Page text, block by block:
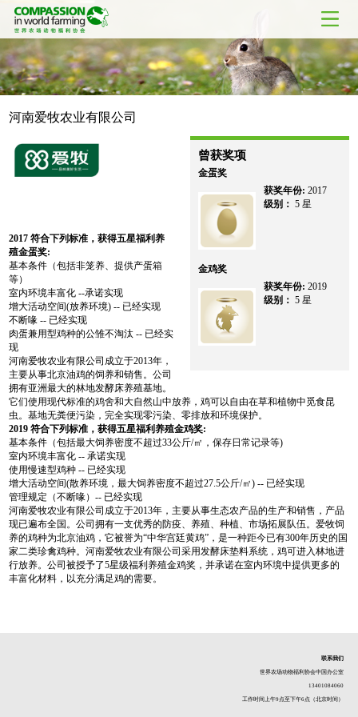
河南爱牧农业有限公司
曾获奖项
金蛋奖
获奖年份: 2017
级别： 5 星
金鸡奖
获奖年份: 2019
级别： 5 星
2017 符合下列标准，获得五星福利养
殖金蛋奖:
基本条件（包括非笼养、提供产蛋箱
等）
室内环境丰富化 --承诺实现
增大活动空间(放养环境) -- 已经实现
不断喙 -- 已经实现
肉蛋兼用型鸡种的公雏不淘汰 -- 已经实
现
河南爱牧农业有限公司成立于2013年，
主要从事北京油鸡的饲养和销售。公司
拥有亚洲最大的林地发酵床养殖基地。
它们使用现代标准的鸡舍和大自然山中放养，鸡可以自由在草和植物中觅食昆
虫。基地无粪便污染，完全实现零污染、零排放和环境保护。
2019 符合下列标准，获得五星福利养殖金鸡奖:
基本条件（包括最大饲养密度不超过33公斤/㎡，保存日常记录等)
室内环境丰富化 -- 承诺实现
使用慢速型鸡种 -- 已经实现
增大活动空间(散养环境，最大饲养密度不超过27.5公斤/㎡) -- 已经实现
管理规定（不断喙）-- 已经实现
河南爱牧农业有限公司成立于2013年，主要从事生态农产品的生产和销售，产品
现已遍布全国。公司拥有一支优秀的防疫、养殖、种植、市场拓展队伍。爱牧饲
养的鸡种为北京油鸡，它被誉为“中华宫廷黄鸡”，是一种距今已有300年历史的国
家二类珍禽鸡种。河南爱牧农业有限公司采用发酵床垫料系统，鸡可进入林地进
行放养。公司被授予了5星级福利养殖金鸡奖，并承诺在室内环境中提供更多的
丰富化材料，以充分满足鸡的需要。
联系我们
世界农场动物福利协会中国办公室
13401084060
工作时间上午9点至下午6点（北京时间）